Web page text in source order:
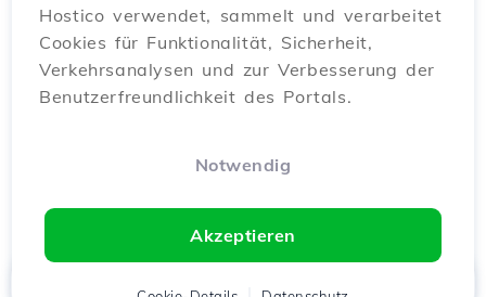
Hostico verwendet, sammelt und verarbeitet
Cookies für Funktionalität, Sicherheit,
Verkehrsanalysen und zur Verbesserung der
Benutzerfreundlichkeit des Portals.
Notwendig
Akzeptieren